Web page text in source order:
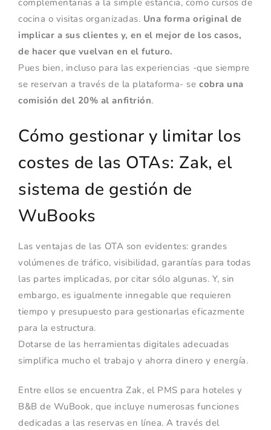
complementarias a la simple estancia, como cursos de
cocina o visitas organizadas. Una forma original de
implicar a sus clientes y, en el mejor de los casos,
de hacer que vuelvan en el futuro.
Pues bien, incluso para las experiencias -que siempre
se reservan a través de la plataforma- secobra una
comisión del 20% al anfitrión.
Cómo gestionar y limitar los
costes de las OTAs: Zak, el
sistema de gestión de
WuBooks
Las ventajas de las OTA son evidentes: grandes
volúmenes de tráfico, visibilidad, garantías para todas
las partes implicadas, por citar sólo algunas. Y, sin
embargo, es igualmente innegable que requieren
tiempo y presupuesto para gestionarlas eficazmente
para la estructura.
Dotarse de las herramientas digitales adecuadas
simplifica mucho el trabajo y ahorra dinero y energía.
Entre ellos se encuentra Zak, el PMS para hoteles y
B&B de WuBook, que incluye numerosas funciones
dedicadas a las reservas en línea. A través del